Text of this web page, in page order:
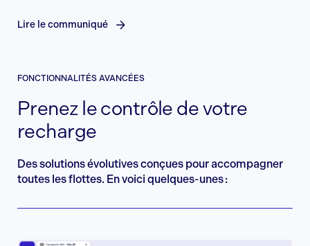
Lire le communiqué
FONCTIONNALITÉS AVANCÉES
Prenez le contrôle de votre
recharge
Des solutions évolutives conçues pour accompagner
toutes les flottes. En voici quelques-unes :